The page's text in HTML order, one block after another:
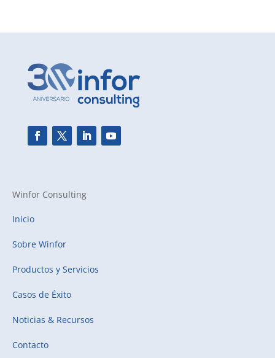
Winfor Consulting
Inicio
Sobre Winfor
Productos y Servicios
Casos de Éxito
Noticias & Recursos
Contacto